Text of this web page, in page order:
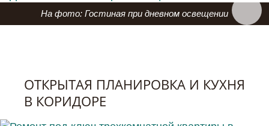
На фото: Гостиная при дневном освещении
ОТКРЫТАЯ ПЛАНИРОВКА И КУХНЯ
В КОРИДОРЕ